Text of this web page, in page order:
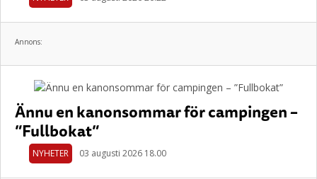
Annons:
Ännu en kanonsommar för campingen –
”Fullbokat”
NYHETER 03 augusti 2026 18.00